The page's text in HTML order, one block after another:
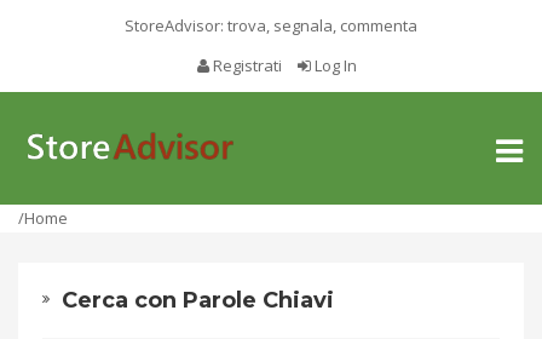
StoreAdvisor: trova, segnala, commenta
Registrati
Log In
Toggle
/Home
Cerca con Parole Chiavi